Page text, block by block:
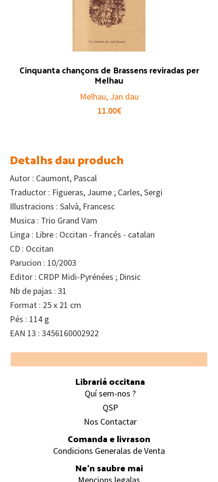
Cinquanta chançons de Brassens reviradas per
Melhau
Melhau, Jan dau
11.00€
Detalhs dau produch
Autor : Caumont, Pascal
Traductor : Figueras, Jaume ; Carles, Sergi
Illustracions : Salvà, Francesc
Musica : Trio Grand Vam
Linga : Libre : Occitan - francés - catalan
CD : Occitan
Parucion : 10/2003
Editor : CRDP Midi-Pyrénées ; Dinsic
Nb de pajas : 31
Format : 25 x 21 cm
Pés : 114 g
EAN 13 : 3456160002922
Footer
Librariá occitana
Quí sem-nos ?
QSP
Nos Contactar
Comanda e livrason
Condicions Generalas de Venta
Ne’n saubre mai